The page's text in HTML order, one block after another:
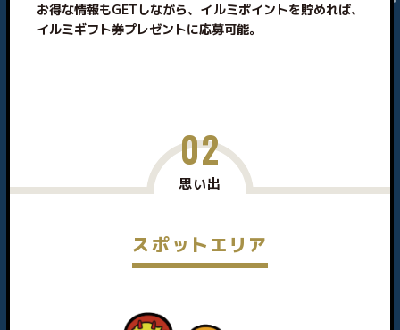
お得な情報もGETしながら、イルミポイントを貯めれば、
イルミギフト券プレゼントに応募可能。
02
思い出
スポットエリア